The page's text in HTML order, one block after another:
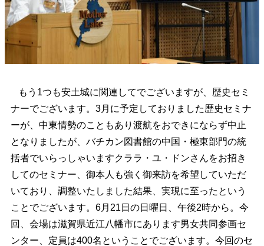
もう1つも安土城に関連してでございますが、歴史セミ
ナーでございます。3月に予定しておりました歴史セミナ
ーが、中東情勢のこともあり渡航をおできにならず中止
となりましたが、バチカン図書館の中国・極東部門の統
括者でいらっしゃいますクララ・ユ・ドンさんをお招き
してのセミナー、御本人も強く御来訪を希望していただ
いており、調整いたしました結果、実現に至ったという
ことでございます。6月21日の日曜日、午後2時から。今
回、会場は滋賀県近江八幡市にあります男女共同参画セ
ンター、定員は400名ということでございます。今回のセ